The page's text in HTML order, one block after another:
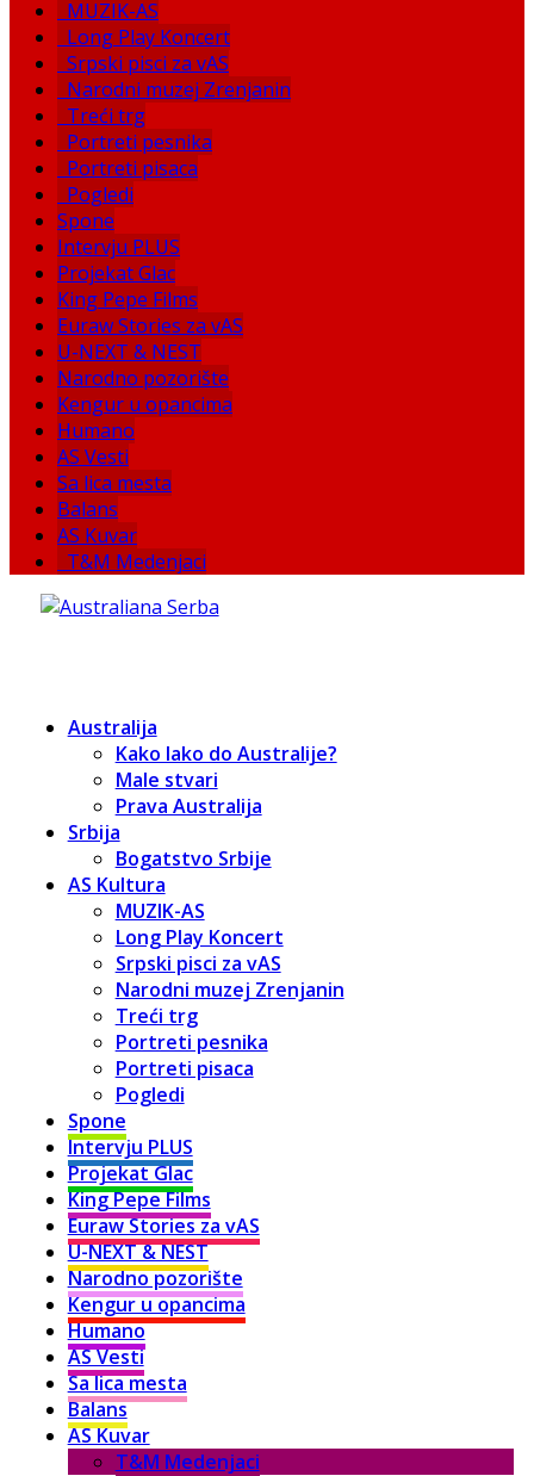
MUZIK-AS
Long Play Koncert
Srpski pisci za vAS
Narodni muzej Zrenjanin
Treći trg
Portreti pesnika
Portreti pisaca
Pogledi
Spone
Intervju PLUS
Projekat Glac
King Pepe Films
Euraw Stories za vAS
U-NEXT & NEST
Narodno pozorište
Kengur u opancima
Humano
AS Vesti
Sa lica mesta
Balans
AS Kuvar
T&M Medenjaci
Australija
Kako lako do Australije?
Male stvari
Prava Australija
Srbija
Bogatstvo Srbije
AS Kultura
MUZIK-AS
Long Play Koncert
Srpski pisci za vAS
Narodni muzej Zrenjanin
Treći trg
Portreti pesnika
Portreti pisaca
Pogledi
Spone
Intervju PLUS
Projekat Glac
King Pepe Films
Euraw Stories za vAS
U-NEXT & NEST
Narodno pozorište
Kengur u opancima
Humano
AS Vesti
Sa lica mesta
Balans
AS Kuvar
T&M Medenjaci